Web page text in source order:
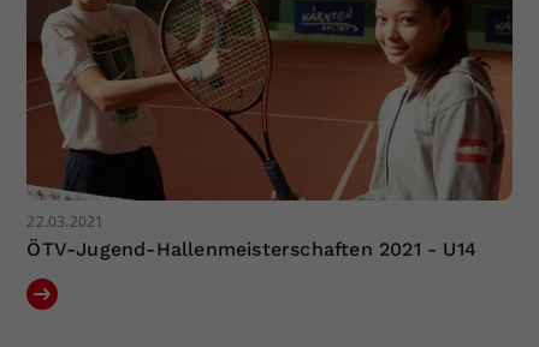
22.03.2021
ÖTV-Jugend-Hallenmeisterschaften 2021 - U14